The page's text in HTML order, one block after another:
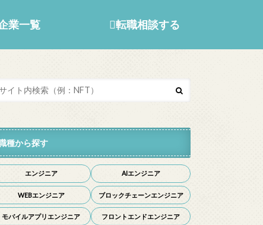
業一覧 転職相談する
種から探す
エンジニア AIエンジニア
WEBエンジニア ブロックチェーンエンジニア
モバイルアプリエンジニア フロントエンドエンジニア